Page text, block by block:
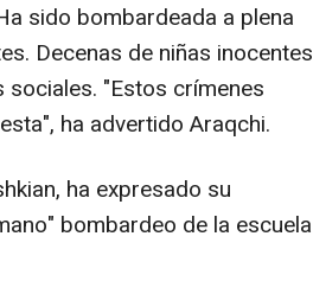
sido bombardeada a plena
Decenas de niñas inocentes
sociales. "Estos crímenes
ha advertido Araqchi.
ha expresado su
bombardeo de la escuela